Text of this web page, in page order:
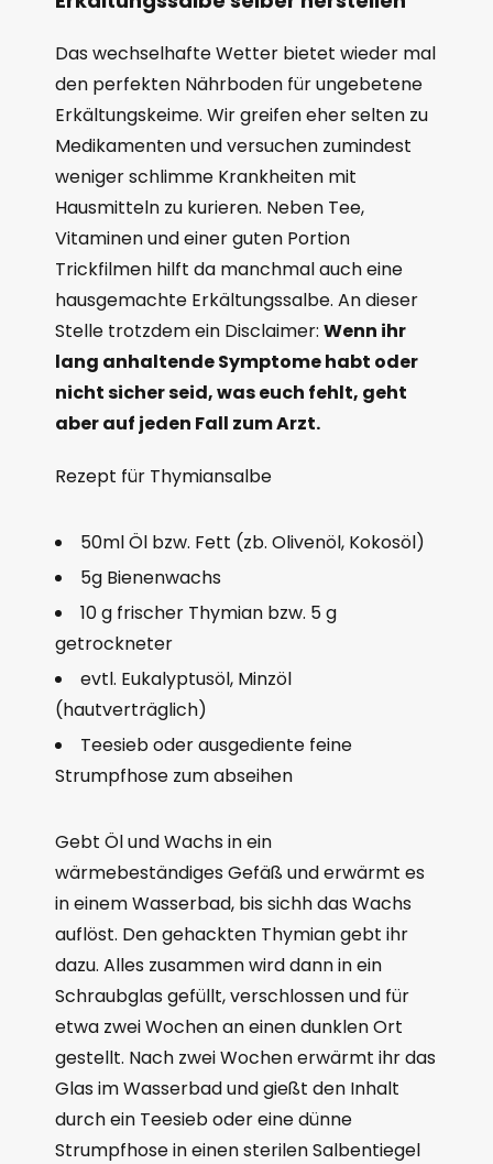
Das wechselhafte Wetter bietet wieder mal
den perfekten Nährboden für ungebetene
Erkältungskeime. Wir greifen eher selten zu
Medikamenten und versuchen zumindest
weniger schlimme Krankheiten mit
Hausmitteln zu kurieren. Neben Tee,
Vitaminen und einer guten Portion
Trickfilmen hilft da manchmal auch eine
hausgemachte Erkältungssalbe. An dieser
Stelle trotzdem ein Disclaimer: Wenn ihr
lang anhaltende Symptome habt oder
nicht sicher seid, was euch fehlt, geht
aber auf jeden Fall zum Arzt.
Rezept für Thymiansalbe
50ml Öl bzw. Fett (zb. Olivenöl, Kokosöl)
5g Bienenwachs
10 g frischer Thymian bzw. 5 g
getrockneter
evtl. Eukalyptusöl, Minzöl
(hautverträglich)
Teesieb oder ausgediente feine
Strumpfhose zum abseihen
Gebt Öl und Wachs in ein
wärmebeständiges Gefäß und erwärmt es
in einem Wasserbad, bis sichh das Wachs
auflöst. Den gehackten Thymian gebt ihr
dazu. Alles zusammen wird dann in ein
Schraubglas gefüllt, verschlossen und für
etwa zwei Wochen an einen dunklen Ort
gestellt. Nach zwei Wochen erwärmt ihr das
Glas im Wasserbad und gießt den Inhalt
durch ein Teesieb oder eine dünne
Strumpfhose in einen sterilen Salbentiegel